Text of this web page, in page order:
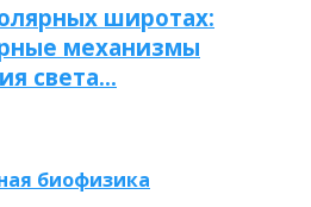
широтах:
механизмы
света…
биофизика